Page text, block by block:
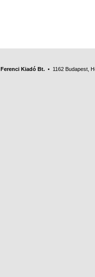
Ferenci Kiadó Bt. • 1162 Budapest,